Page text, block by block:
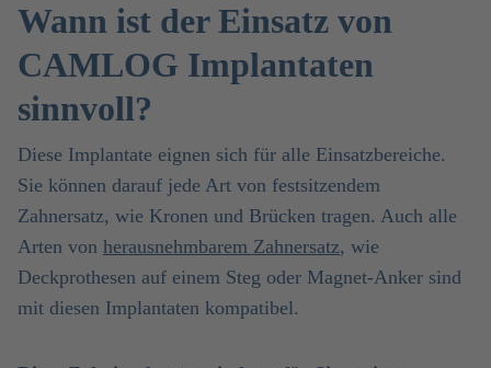
Wann ist der Einsatz von
CAMLOG Implantaten
sinnvoll?
Diese Implantate eignen sich für alle Einsatzbereiche.
Sie können darauf jede Art von festsitzendem
Zahnersatz, wie Kronen und Brücken tragen. Auch alle
Arten von herausnehmbarem Zahnersatz, wie
Deckprothesen auf einem Steg oder Magnet-Anker sind
mit diesen Implantaten kompatibel.